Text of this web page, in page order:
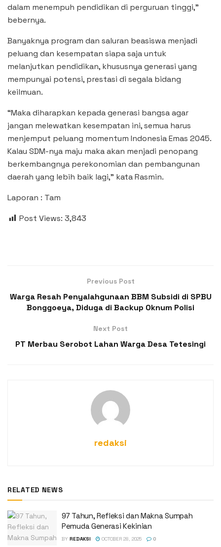
dalam menempuh pendidikan di perguruan tinggi,”
bebernya.
Banyaknya program dan saluran beasiswa menjadi
peluang dan kesempatan siapa saja untuk
melanjutkan pendidikan, khususnya generasi yang
mempunyai potensi, prestasi di segala bidang
keilmuan.
“Maka diharapkan kepada generasi bangsa agar
jangan melewatkan kesempatan ini, semua harus
menjemput peluang momentum Indonesia Emas 2045.
Kalau SDM-nya maju maka akan menjadi penopang
berkembangnya perekonomian dan pembangunan
daerah yang lebih baik lagi,” kata Rasmin.
Laporan : Tam
Post Views: 3,843
Previous Post
Warga Resah Penyalahgunaan BBM Subsidi di SPBU
Bonggoeya, Diduga di Backup Oknum Polisi
Next Post
PT Merbau Serobot Lahan Warga Desa Tetesingi
redaksi
RELATED NEWS
‎97 Tahun, Refleksi dan Makna Sumpah
Pemuda Generasi Kekinian
BY REDAKSI OCTOBER 28, 2025 0